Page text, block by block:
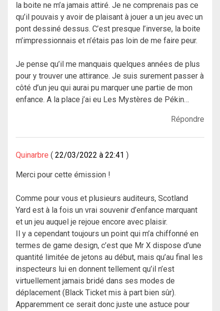
la boite ne m’a jamais attiré. Je ne comprenais pas ce
qu’il pouvais y avoir de plaisant à jouer a un jeu avec un
pont dessiné dessus. C’est presque l’inverse, la boite
m’impressionnais et n’étais pas loin de me faire peur.
Je pense qu’il me manquais quelques années de plus
pour y trouver une attirance. Je suis surement passer à
côté d’un jeu qui aurai pu marquer une partie de mon
enfance. A la place j’ai eu Les Mystères de Pékin…
Répondre
Quinarbre 22/03/2022 à 22:41
Merci pour cette émission !
Comme pour vous et plusieurs auditeurs, Scotland
Yard est à la fois un vrai souvenir d’enfance marquant
et un jeu auquel je rejoue encore avec plaisir.
Il y a cependant toujours un point qui m’a chiffonné en
termes de game design, c’est que Mr X dispose d’une
quantité limitée de jetons au début, mais qu’au final les
inspecteurs lui en donnent tellement qu’il n’est
virtuellement jamais bridé dans ses modes de
déplacement (Black Ticket mis à part bien sûr).
Apparemment ce serait donc juste une astuce pour